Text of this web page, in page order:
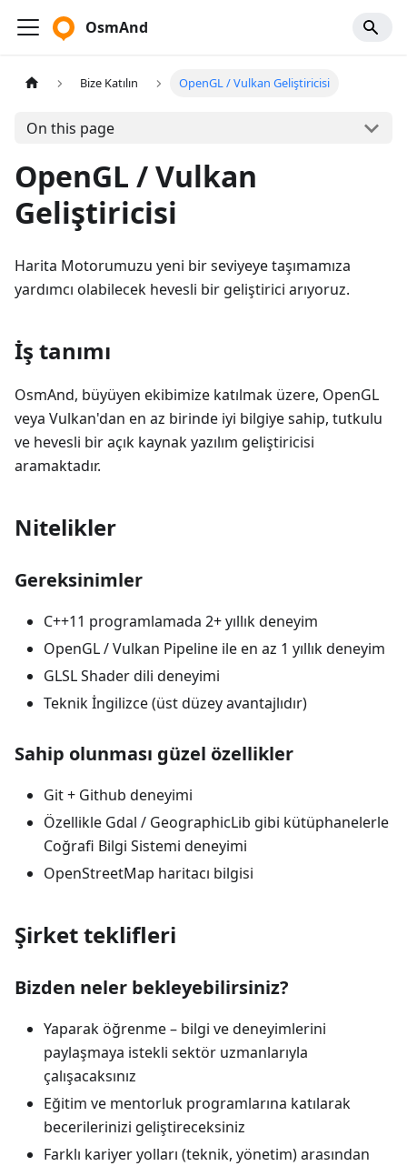
OsmAnd
Bize Katılın OpenGL / Vulkan Geliştiricisi
On this page
OpenGL / Vulkan
Geliştiricisi
Harita Motorumuzu yeni bir seviyeye taşımamıza
yardımcı olabilecek hevesli bir geliştirici arıyoruz.
İş tanımı
OsmAnd, büyüyen ekibimize katılmak üzere, OpenGL
veya Vulkan'dan en az birinde iyi bilgiye sahip, tutkulu
ve hevesli bir açık kaynak yazılım geliştiricisi
aramaktadır.
Nitelikler
Gereksinimler
C++11 programlamada 2+ yıllık deneyim
OpenGL / Vulkan Pipeline ile en az 1 yıllık deneyim
GLSL Shader dili deneyimi
Teknik İngilizce (üst düzey avantajlıdır)
Sahip olunması güzel özellikler
Git + Github deneyimi
Özellikle Gdal / GeographicLib gibi kütüphanelerle
Coğrafi Bilgi Sistemi deneyimi
OpenStreetMap haritacı bilgisi
Şirket teklifleri
Bizden neler bekleyebilirsiniz?
Yaparak öğrenme – bilgi ve deneyimlerini
paylaşmaya istekli sektör uzmanlarıyla
çalışacaksınız
Eğitim ve mentorluk programlarına katılarak
becerilerinizi geliştireceksiniz
Farklı kariyer yolları (teknik, yönetim) arasından